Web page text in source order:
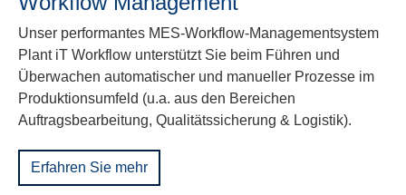
Unser performantes MES-Workflow-Managementsystem
Plant iT Workflow unterstützt Sie beim Führen und
Überwachen automatischer und manueller Prozesse im
Produktionsumfeld (u.a. aus den Bereichen
Auftragsbearbeitung, Qualitätssicherung & Logistik).
Erfahren Sie mehr